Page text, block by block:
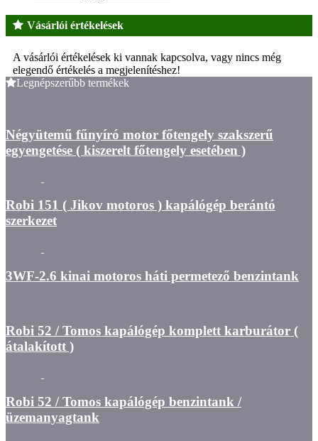
Vásárlói értékelések
A vásárlói értékelések ki vannak kapcsolva, vagy nincs még
elegendő értékelés a megjelenítéshez!
Legnépszerűbb termékek
Négyütemű fűnyíró motor főtengely szakszerű
egyengetése ( kiszerelt főtengely esetében )
Robi 151 ( Jikov motoros ) kapálógép berántó
szerkezet
3WF-2.6 kinai motoros háti permetező benzintank
Robi 52 / Tomos kapálógép komplett karburátor (
átalakított )
Robi 52 / Tomos kapálógép benzintank /
üzemanyagtank